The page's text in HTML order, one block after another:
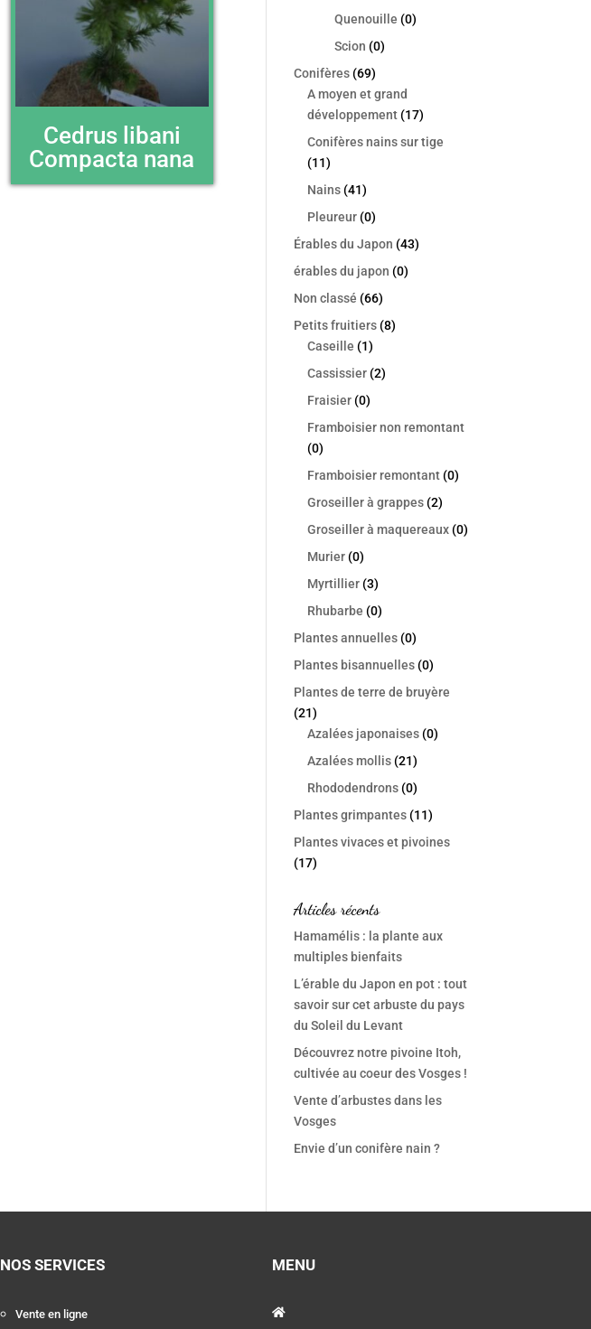
Cedrus libani
Compacta nana
Quenouille (0)
Scion (0)
Conifères(69)
A moyen et grand
développement(17)
Conifères nains sur tige
(11)
Nains(41)
Pleureur(0)
Érables du Japon (43)
érables du japon (0)
Non classé (66)
Petits fruitiers(8)
Caseille (1)
Cassissier(2)
Fraisier(0)
Framboisier non remontant
(0)
Framboisier remontant(0)
Groseiller à grappes(2)
Groseiller à maquereaux(0)
Murier(0)
Myrtillier(3)
Rhubarbe (0)
Plantes annuelles(0)
Plantes bisannuelles(0)
Plantes de terre de bruyère
(21)
Azalées japonaises(0)
Azalées mollis(21)
Rhododendrons(0)
Plantes grimpantes(11)
Plantes vivaces et pivoines
(17)
Articles récents
Hamamélis : la plante aux
multiples bienfaits
L’érable du Japon en pot : tout
savoir sur cet arbuste du pays
du Soleil du Levant
Découvrez notre pivoine Itoh,
cultivée au coeur des Vosges !
Vente d’arbustes dans les
Vosges
Envie d’un conifère nain ?
NOS SERVICES
Vente en ligne
MENU